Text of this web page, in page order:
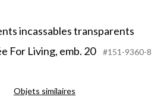
incassables transparents
For Living, emb. 20
#151-9360-8
Objets similaires